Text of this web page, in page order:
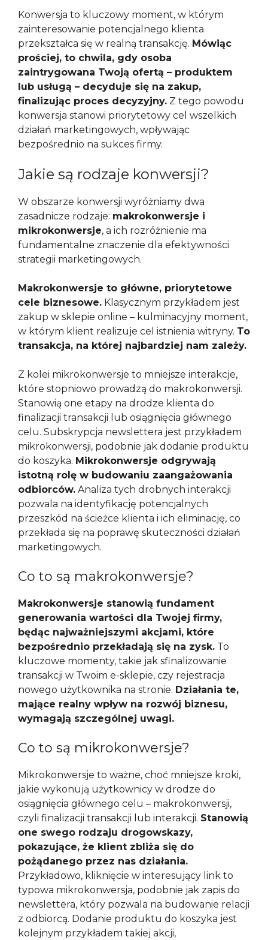
Konwersja to kluczowy moment, w którym
zainteresowanie potencjalnego klienta
przekształca się w realną transakcję. Mówiąc
prościej, to chwila, gdy osoba
zaintrygowana Twoją ofertą – produktem
lub usługą – decyduje się na zakup,
finalizując proces decyzyjny. Z tego powodu
konwersja stanowi priorytetowy cel wszelkich
działań marketingowych, wpływając
bezpośrednio na sukces firmy.
Jakie są rodzaje konwersji?
W obszarze konwersji wyróżniamy dwa
zasadnicze rodzaje: makrokonwersje i
mikrokonwersje, a ich rozróżnienie ma
fundamentalne znaczenie dla efektywności
strategii marketingowych.
Makrokonwersje to główne, priorytetowe
cele biznesowe. Klasycznym przykładem jest
zakup w sklepie online – kulminacyjny moment,
w którym klient realizuje cel istnienia witryny. To
transakcja, na której najbardziej nam zależy.
Z kolei mikrokonwersje to mniejsze interakcje,
które stopniowo prowadzą do makrokonwersji.
Stanowią one etapy na drodze klienta do
finalizacji transakcji lub osiągnięcia głównego
celu. Subskrypcja newslettera jest przykładem
mikrokonwersji, podobnie jak dodanie produktu
do koszyka. Mikrokonwersje odgrywają
istotną rolę w budowaniu zaangażowania
odbiorców. Analiza tych drobnych interakcji
pozwala na identyfikację potencjalnych
przeszkód na ścieżce klienta i ich eliminację, co
przekłada się na poprawę skuteczności działań
marketingowych.
Co to są makrokonwersje?
Makrokonwersje stanowią fundament
generowania wartości dla Twojej firmy,
będąc najważniejszymi akcjami, które
bezpośrednio przekładają się na zysk. To
kluczowe momenty, takie jak sfinalizowanie
transakcji w Twoim e-sklepie, czy rejestracja
nowego użytkownika na stronie. Działania te,
mające realny wpływ na rozwój biznesu,
wymagają szczególnej uwagi.
Co to są mikrokonwersje?
Mikrokonwersje to ważne, choć mniejsze kroki,
jakie wykonują użytkownicy w drodze do
osiągnięcia głównego celu – makrokonwersji,
czyli finalizacji transakcji lub interakcji. Stanowią
one swego rodzaju drogowskazy,
pokazujące, że klient zbliża się do
pożądanego przez nas działania.
Przykładowo, kliknięcie w interesujący link to
typowa mikrokonwersja, podobnie jak zapis do
newslettera, który pozwala na budowanie relacji
z odbiorcą. Dodanie produktu do koszyka jest
kolejnym przykładem takiej akcji,